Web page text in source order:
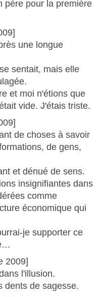
père pour la première
une longue
sentait, mais elle
et moi n'étions que
vide. J'étais triste.
de choses à savoir
de gens,
et dénué de sens.
insignifiantes dans
comme
économique qui
je supporter ce
2009]
l'illusion.
dents de sagesse.